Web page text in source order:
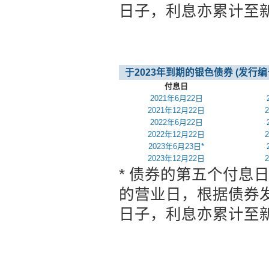
日子，利息亦累计至
于2023年到期的银色债券 (发行
付息日
2021年6月22日
2021年12月22日
2022年6月22日
2022年12月22日
2023年6月23日*
2023年12月22日
* 债券的第五个付息
的营业日，根据债券
日子，利息亦累计至